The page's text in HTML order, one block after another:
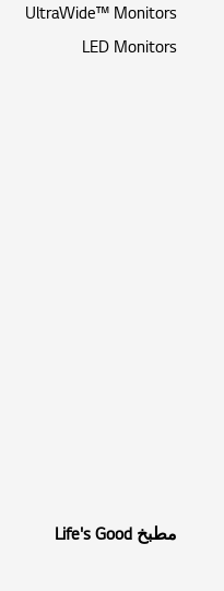
UltraWide™ Monitors
LED Monitors
مطبخ Life's Good